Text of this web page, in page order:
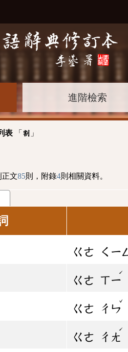
進階檢索
表 「 割 」
正文85則，附錄4則相關資料。
ㄍㄜ ㄑㄧㄥ
ㄍㄜ ㄒㄧ
ˊ
ㄍㄜ ㄔㄣ
ˇ
ㄍㄜ ㄔㄤ
ˊ